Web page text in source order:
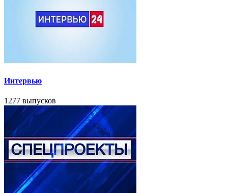
Интервью
1277 выпусков